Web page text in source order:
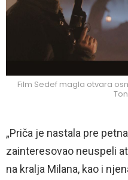
Film Sedef magla otvara
„Priča je nastala pre
zainteresovao neuspeli
na kralja Milana, kao i